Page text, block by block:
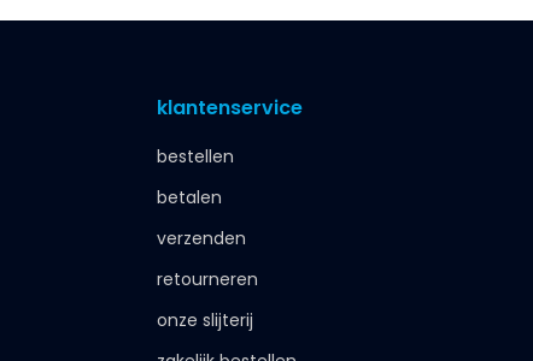
klantenservice
bestellen
betalen
verzenden
retourneren
onze slijterij